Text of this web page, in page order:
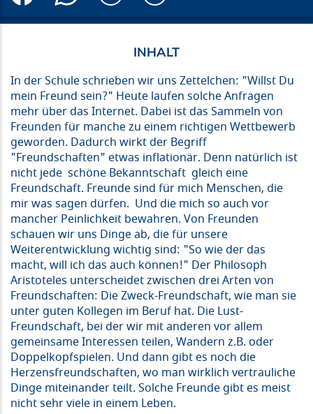
In der Schule schrieben wir uns Zettelchen: "Willst Du
mein Freund sein?" Heute laufen solche Anfragen
mehr über das Internet. Dabei ist das Sammeln von
Freunden für manche zu einem richtigen Wettbewerb
geworden. Dadurch wirkt der Begriff
"Freundschaften" etwas inflationär. Denn natürlich ist
nicht jede schöne Bekanntschaft gleich eine
Freundschaft. Freunde sind für mich Menschen, die
mir was sagen dürfen. Und die mich so auch vor
mancher Peinlichkeit bewahren. Von Freunden
schauen wir uns Dinge ab, die für unsere
Weiterentwicklung wichtig sind: "So wie der das
macht, will ich das auch können!" Der Philosoph
Aristoteles unterscheidet zwischen drei Arten von
Freundschaften: Die Zweck-Freundschaft, wie man sie
unter guten Kollegen im Beruf hat. Die Lust-
Freundschaft, bei der wir mit anderen vor allem
gemeinsame Interessen teilen, Wandern z.B. oder
Doppelkopfspielen. Und dann gibt es noch die
Herzensfreundschaften, wo man wirklich vertrauliche
Dinge miteinander teilt. Solche Freunde gibt es meist
nicht sehr viele in einem Leben.